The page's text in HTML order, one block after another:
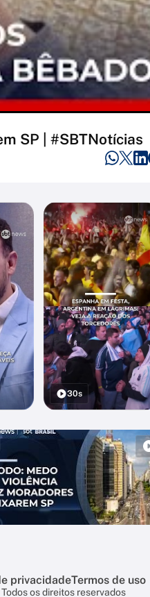
SP | #SBTNotícias
30s
privacidadeTermos de uso
os direitos reservados